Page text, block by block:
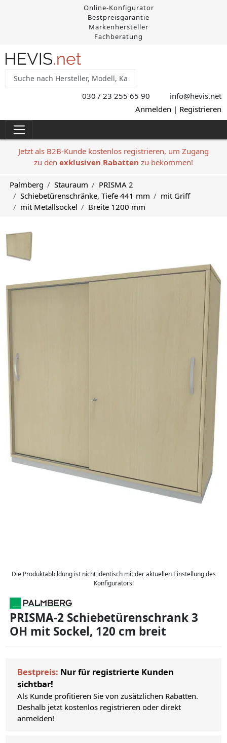
Online-Konfigurator
Bestpreisgarantie
Markenhersteller
Fachberatung
030 / 23 255 65 90 info@hevis.net
Anmelden | Registrieren
Jetzt als B2B-Kunde kostenlos registrieren, um Zugang
zu den exklusiven Rabatten zu bekommen!
Palmberg Stauraum
PRISMA 2
Schiebetürenschränke, Tiefe 441 mm
mit Griff
mit Metallsockel
Breite 1200 mm
Die Produktabbildung ist nicht identisch mit der aktuellen Einstellung des
Konfigurators!
PRISMA-2 Schiebetürenschrank 3
OH mit Sockel, 120 cm breit
Bestpreis: Nur für registrierte Kunden
sichtbar!
Als Kunde profitieren Sie von zusätzlichen Rabatten.
Deshalb jetzt kostenlos registrieren oder direkt
anmelden!